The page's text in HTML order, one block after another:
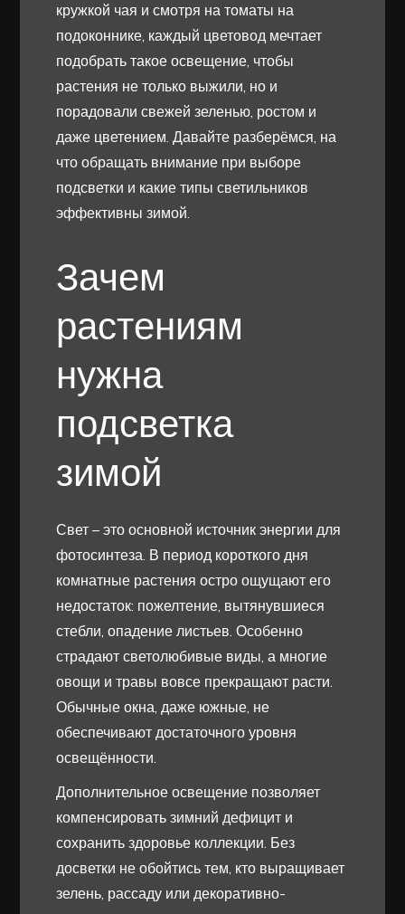
кружкой чая и смотря на томаты на
подоконнике, каждый цветовод мечтает
подобрать такое освещение, чтобы
растения не только выжили, но и
порадовали свежей зеленью, ростом и
даже цветением. Давайте разберёмся, на
что обращать внимание при выборе
подсветки и какие типы светильников
эффективны зимой.
Зачем
растениям
нужна
подсветка
зимой
Свет – это основной источник энергии для
фотосинтеза. В период короткого дня
комнатные растения остро ощущают его
недостаток: пожелтение, вытянувшиеся
стебли, опадение листьев. Особенно
страдают светолюбивые виды, а многие
овощи и травы вовсе прекращают расти.
Обычные окна, даже южные, не
обеспечивают достаточного уровня
освещённости.
Дополнительное освещение позволяет
компенсировать зимний дефицит и
сохранить здоровье коллекции. Без
досветки не обойтись тем, кто выращивает
зелень, рассаду или декоративно-